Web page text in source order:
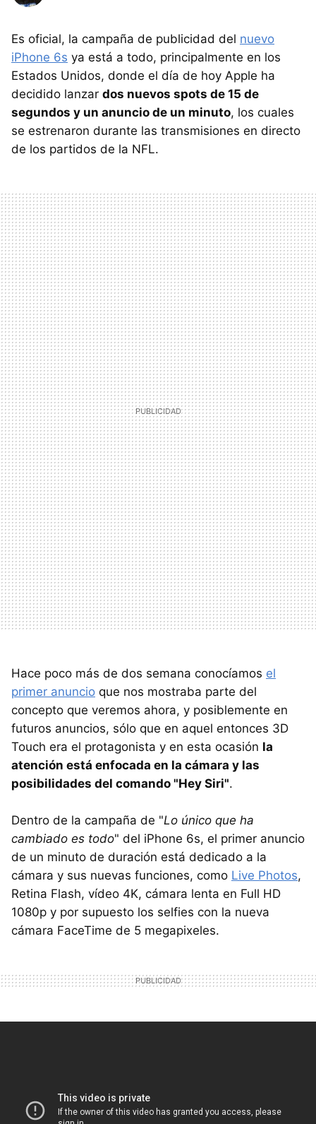
Es oficial, la campaña de publicidad del nuevo
iPhone 6s ya está a todo, principalmente en los
Estados Unidos, donde el día de hoy Apple ha
decidido lanzar dos nuevos spots de 15 de
segundos y un anuncio de un minuto, los cuales
se estrenaron durante las transmisiones en directo
de los partidos de la NFL.
Hace poco más de dos semana conocíamos el
primer anuncio que nos mostraba parte del
concepto que veremos ahora, y posiblemente en
futuros anuncios, sólo que en aquel entonces 3D
Touch era el protagonista y en esta ocasión la
atención está enfocada en la cámara y las
posibilidades del comando "Hey Siri".
Dentro de la campaña de "Lo único que ha
cambiado es todo" del iPhone 6s, el primer anuncio
de un minuto de duración está dedicado a la
cámara y sus nuevas funciones, como Live Photos,
Retina Flash, vídeo 4K, cámara lenta en Full HD
1080p y por supuesto los selfies con la nueva
cámara FaceTime de 5 megapixeles.